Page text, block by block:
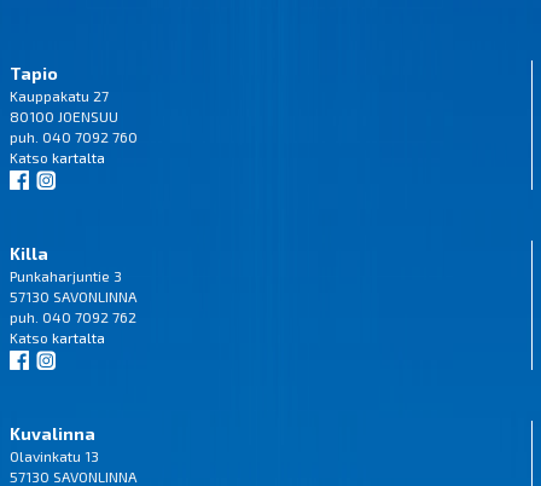
Tapio
Kauppakatu 27
80100 JOENSUU
puh. 040 7092 760
Katso kartalta
Killa
Punkaharjuntie 3
57130 SAVONLINNA
puh. 040 7092 762
Katso kartalta
Kuvalinna
Olavinkatu 13
57130 SAVONLINNA